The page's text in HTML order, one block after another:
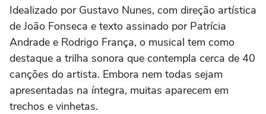
Idealizado por Gustavo Nunes, com direção artística
de João Fonseca e texto assinado por Patrícia
Andrade e Rodrigo França, o musical tem como
destaque a trilha sonora que contempla cerca de 40
canções do artista. Embora nem todas sejam
apresentadas na íntegra, muitas aparecem em
trechos e vinhetas.